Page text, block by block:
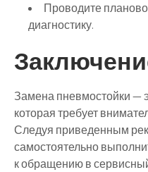
Проводите
диагностику.
Замена пневмостойки —
которая требует
Следуя приведенным
самостоятельно
к обращению в